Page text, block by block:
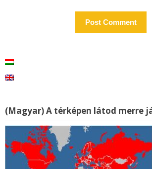
(Magyar) A térképen látod merre